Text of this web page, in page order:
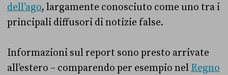
dell’ago, largamente conosciuto come uno tra i
principali diffusori di notizie false.
Informazioni sul report sono presto arrivate
all’estero – comparendo per esempio nel Regno